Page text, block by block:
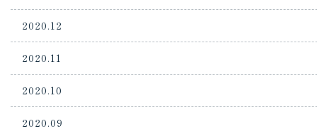
2020.12
2020.11
2020.10
2020.09